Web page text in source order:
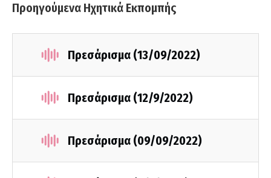
Προηγούμενα Ηχητικά Εκπομπής
Πρεσάρισμα (13/09/2022)
Πρεσάρισμα (12/9/2022)
Πρεσάρισμα (09/09/2022)